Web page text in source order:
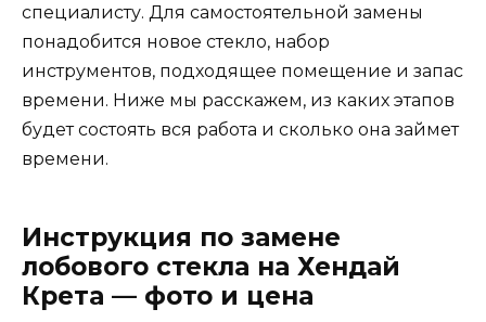
специалисту. Для самостоятельной замены
понадобится новое стекло, набор
инструментов, подходящее помещение и запас
времени. Ниже мы расскажем, из каких этапов
будет состоять вся работа и сколько она займет
времени.
Инструкция по замене
лобового стекла на Хендай
Крета — фото и цена